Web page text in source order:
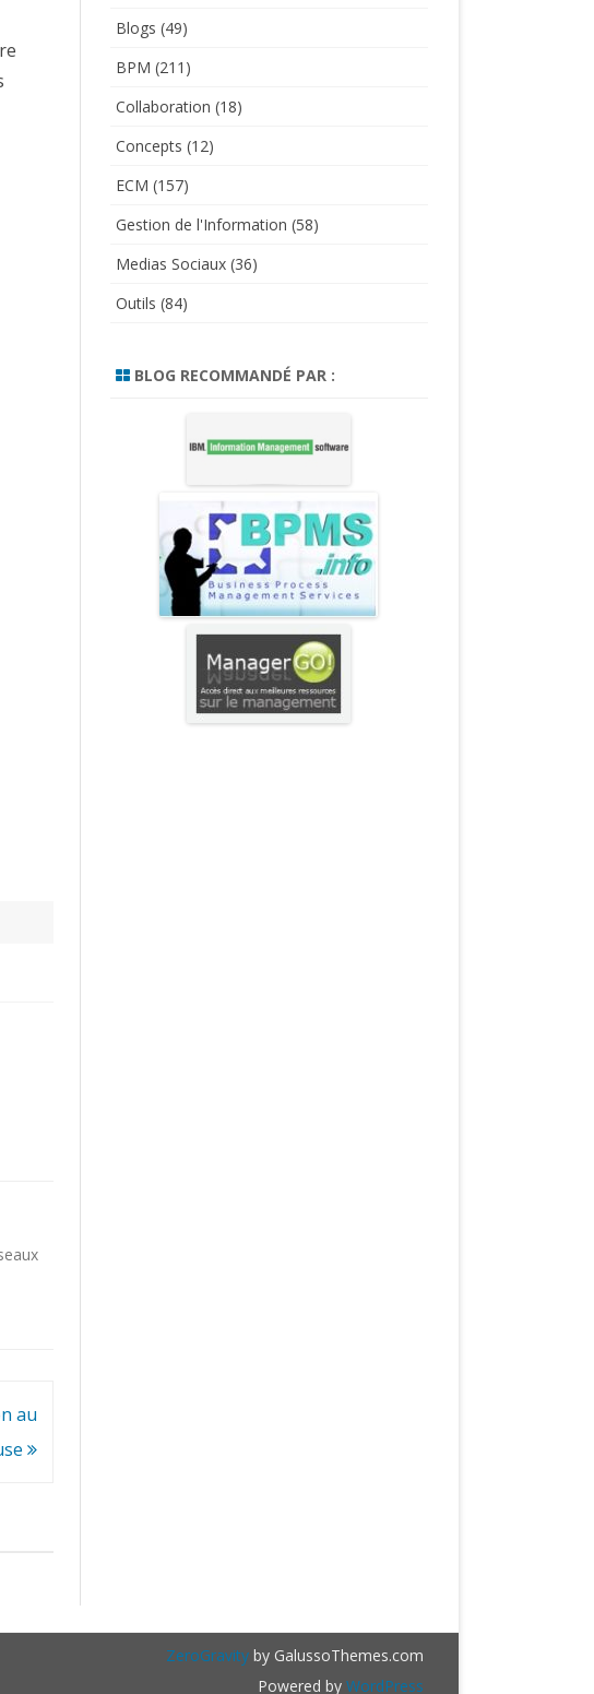
au
Blogs (49)
BPM (211)
Collaboration (18)
Concepts (12)
ECM (157)
Gestion de l'Information (58)
Medias Sociaux(36)
Outils (84)
BLOG RECOMMANDÉ PAR :
ZeroGravity by GalussoThemes.com
Powered by WordPress